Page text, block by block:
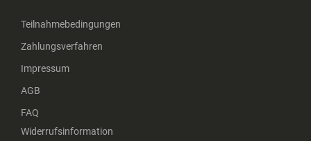
Teilnahmebedingungen
Zahlungsverfahren
Impressum
AGB
FAQ
Widerrufsinformation